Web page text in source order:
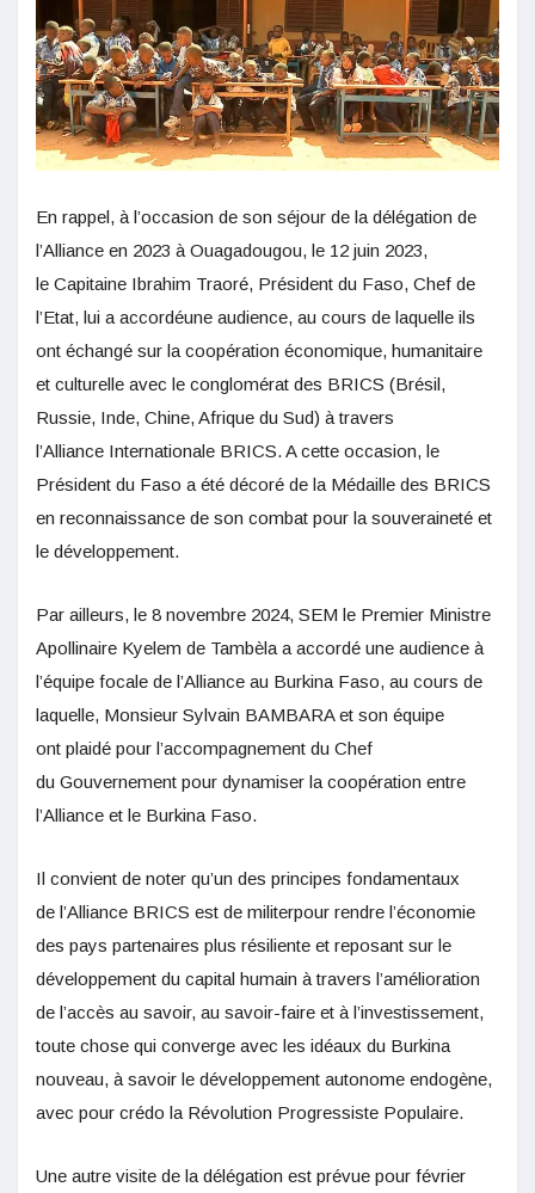
En rappel, à l’occasion de son séjour de la délégation de
l’Alliance en 2023 à Ouagadougou, le 12 juin 2023,
le Capitaine Ibrahim Traoré, Président du Faso, Chef de
l’Etat, lui a accordéune audience, au cours de laquelle ils
ont échangé sur la coopération économique, humanitaire
et culturelle avec le conglomérat des BRICS (Brésil,
Russie, Inde, Chine, Afrique du Sud) à travers
l’Alliance Internationale BRICS. A cette occasion, le
Président du Faso a été décoré de la Médaille des BRICS
en reconnaissance de son combat pour la souveraineté et
le développement.
Par ailleurs, le 8 novembre 2024, SEM le Premier Ministre
Apollinaire Kyelem de Tambèla a accordé une audience à
l’équipe focale de l’Alliance au Burkina Faso, au cours de
laquelle, Monsieur Sylvain BAMBARA et son équipe
ont plaidé pour l’accompagnement du Chef
du Gouvernement pour dynamiser la coopération entre
l’Alliance et le Burkina Faso.
Il convient de noter qu’un des principes fondamentaux
de l’Alliance BRICS est de militerpour rendre l’économie
des pays partenaires plus résiliente et reposant sur le
développement du capital humain à travers l’amélioration
de l’accès au savoir, au savoir-faire et à l’investissement,
toute chose qui converge avec les idéaux du Burkina
nouveau, à savoir le développement autonome endogène,
avec pour crédo la Révolution Progressiste Populaire.
Une autre visite de la délégation est prévue pour février